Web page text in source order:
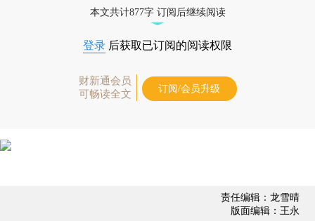
本文共计877字 订阅后继续阅读
登录 后获取已订阅的阅读权限
财新通会员
可畅读全文
订阅/会员升级
责任编辑：龙雪晴
版面编辑：王永